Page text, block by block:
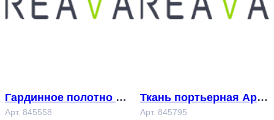
Гардинное полотно Ар
т.845558
Арт. 845558
Ткань портьерная Арт.
845795
Арт. 845795